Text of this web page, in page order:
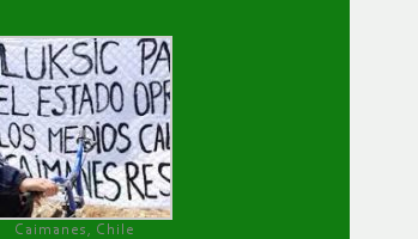
Caimanes, Chile